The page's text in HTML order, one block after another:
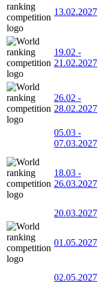
13.02.2027
19.02 -
21.02.2027
26.02 -
28.02.2027
05.03 -
07.03.2027
18.03 -
26.03.2027
20.03.2027
01.05.2027
02.05.2027